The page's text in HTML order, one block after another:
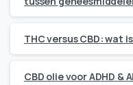
THC versus CBD: wat
CBD olie voor ADHD &